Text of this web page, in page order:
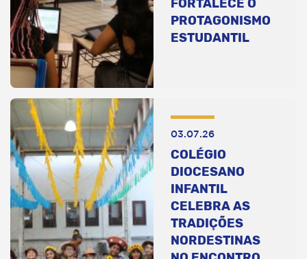
FORTALECE O
PROTAGONISMO
ESTUDANTIL
03.07.26
COLÉGIO
DIOCESANO
INFANTIL
CELEBRA AS
TRADIÇÕES
NORDESTINAS